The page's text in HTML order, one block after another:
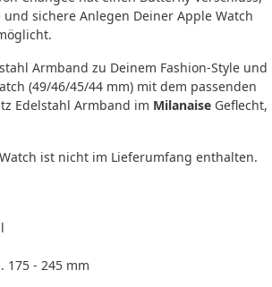
sichere Anlegen Deiner Apple Watch
Armband zu Deinem Fashion-Style und
(49/46/45/44 mm) mit dem passenden
Edelstahl Armband im Milanaise Geflecht,
ist nicht im Lieferumfang enthalten.
175 - 245 mm